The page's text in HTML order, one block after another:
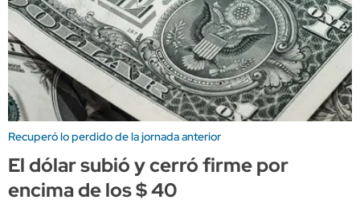
Recuperó lo perdido de la jornada anterior
El dólar subió y cerró firme por
encima de los $ 40